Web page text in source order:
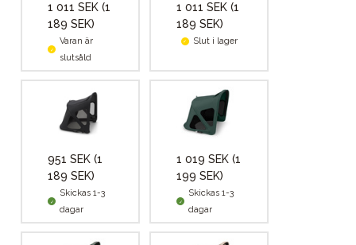
1 011 SEK (1
189 SEK)
Varan är
slutsåld
1 011 SEK (1
189 SEK)
Slut i lager
951 SEK (1
189 SEK)
Skickas 1-3
dagar
1 019 SEK (1
199 SEK)
Skickas 1-3
dagar